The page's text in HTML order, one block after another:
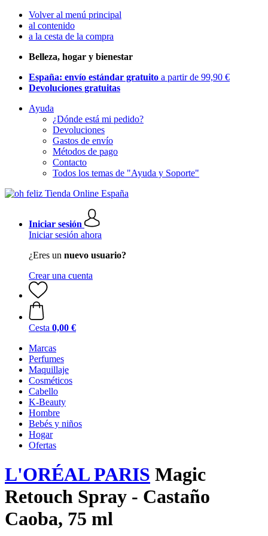
Volver al menú principal
al contenido
a la cesta de la compra
Belleza, hogar y bienestar
España: envío estándar gratuito a partir de 99,90 €
Devoluciones gratuitas
Ayuda
¿Dónde está mi pedido?
Devoluciones
Gastos de envío
Métodos de pago
Contacto
Todos los temas de "Ayuda y Soporte"
Iniciar sesión
Iniciar sesión ahora
¿Eres un nuevo usuario?
Crear una cuenta
Cesta 0,00 €
Marcas
Perfumes
Maquillaje
Cosméticos
Cabello
K-Beauty
Hombre
Bebés y niños
Hogar
Ofertas
L'ORÉAL PARIS Magic
Retouch Spray - Castaño
Caoba, 75 ml